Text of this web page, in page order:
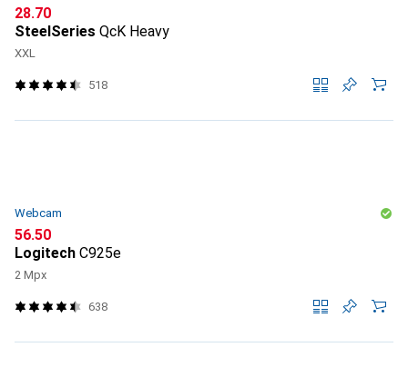
CHF
28.70
SteelSeries QcK Heavy
XXL
518
Webcam
CHF
56.50
Logitech C925e
2 Mpx
638